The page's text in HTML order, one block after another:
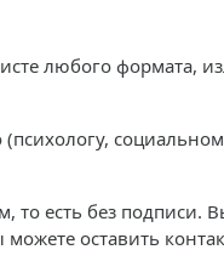
любого формата,
есть без подписи.
оставить